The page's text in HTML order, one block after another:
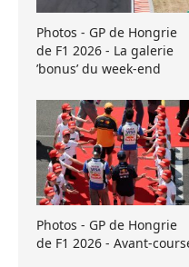
Photos - GP de Hongrie
de F1 2026 - La galerie
’bonus’ du week-end
Photos - GP de Hongrie
de F1 2026 - Avant-